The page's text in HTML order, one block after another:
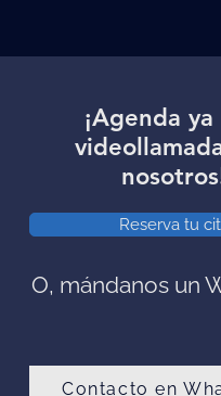
¡Agenda ya
Reserva tu
O, mándanos un
Contacto en